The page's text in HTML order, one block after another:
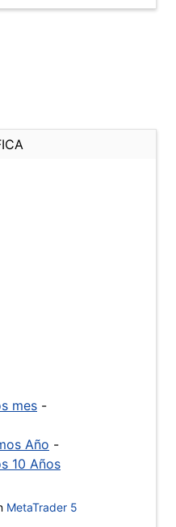
mes -
Año -
10 Años
MetaTrader 5